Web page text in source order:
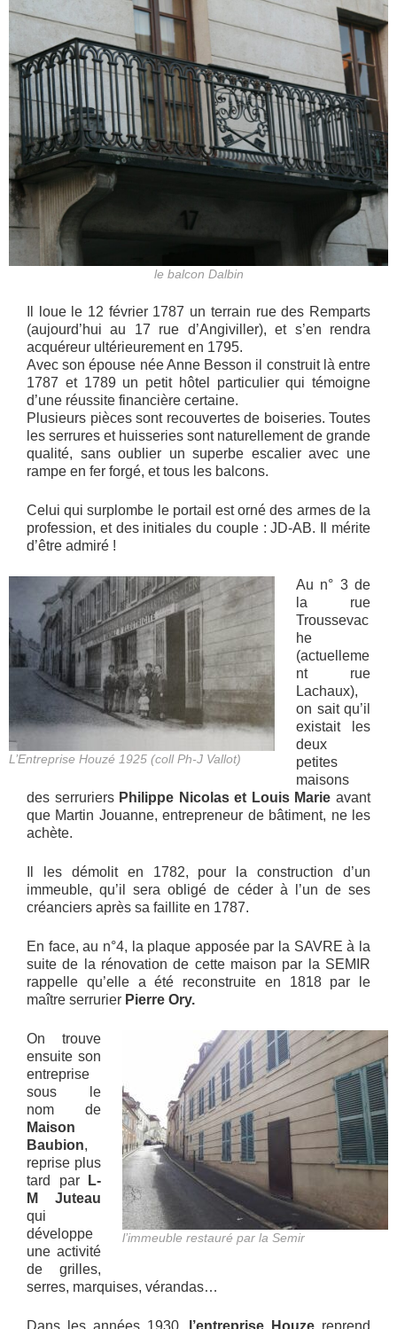
le balcon Dalbin
Il loue le 12 février 1787 un terrain rue des Remparts
(aujourd’hui au 17 rue d’Angiviller), et s’en rendra
acquéreur ultérieurement en 1795.
Avec son épouse née Anne Besson il construit là entre
1787 et 1789 un petit hôtel particulier qui témoigne
d’une réussite financière certaine.
Plusieurs pièces sont recouvertes de boiseries. Toutes
les serrures et huisseries sont naturellement de grande
qualité, sans oublier un superbe escalier avec une
rampe en fer forgé, et tous les balcons.
Celui qui surplombe le portail est orné des armes de la
profession, et des initiales du couple : JD-AB. Il mérite
d’être admiré !
L’Entreprise Houzé 1925 (coll Ph-J Vallot)
Au n° 3 de
la rue
Troussevac
he
(actuelleme
nt rue
Lachaux),
on sait qu’il
existait les
deux
petites
maisons
des serruriers Philippe Nicolas et Louis Marie avant
que Martin Jouanne, entrepreneur de bâtiment, ne les
achète.
Il les démolit en 1782, pour la construction d’un
immeuble, qu’il sera obligé de céder à l’un de ses
créanciers après sa faillite en 1787.
En face, au n°4, la plaque apposée par la SAVRE à la
suite de la rénovation de cette maison par la SEMIR
rappelle qu’elle a été reconstruite en 1818 par le
maître serrurier Pierre Ory.
l’immeuble restauré par la Semir
On trouve
ensuite son
entreprise
sous le
nom de
Maison
Baubion,
reprise plus
tard par
L-
M Juteau
qui
développe
une activité
de grilles,
serres, marquises, vérandas…
Dans les années 1930, l’entreprise Houze reprend